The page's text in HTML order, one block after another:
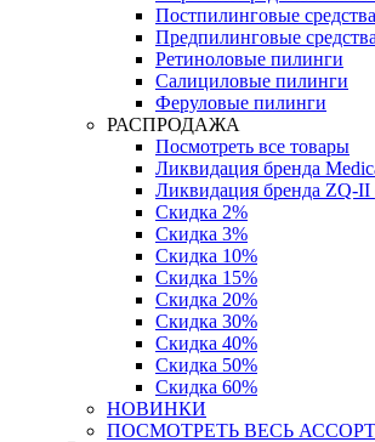
Постпилинговые средства
Предпилинговые средства
Ретиноловые пилинги
Салициловые пилинги
Феруловые пилинги
РАСПРОДАЖА
Посмотреть все товары
Ликвидация бренда
Ликвидация бренда ZQ-II
Скидка 2%
Скидка 3%
Скидка 10%
Скидка 15%
Скидка 20%
Скидка 30%
Скидка 40%
Скидка 50%
Скидка 60%
НОВИНКИ
ПОСМОТРЕТЬ ВЕСЬ